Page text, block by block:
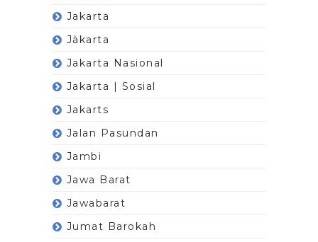
Jakarta
Jàkarta
Jakarta Nasional
Jakarta | Sosial
Jakarts
Jalan Pasundan
Jambi
Jawa Barat
Jawabarat
Jumat Barokah